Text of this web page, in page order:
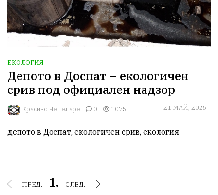
ЕКОЛОГИЯ
Депото в Доспат – екологичен
срив под официален надзор
Красиво Чепеларе 0 1075 21 МАЙ, 2025
депото в Доспат, екологичен срив, екология
ПРЕД. 1. СЛЕД.